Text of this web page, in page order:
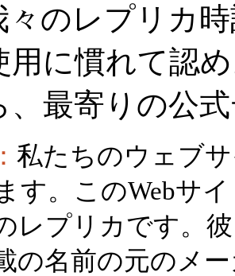
々のレプリカ
用に慣れて認
、最寄りの公
私たちのウェブ
す。このWebサ
レプリカです。
の名前の元のメ